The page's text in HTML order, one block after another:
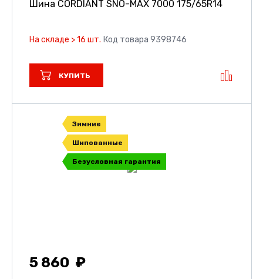
Шина CORDIANT SNO-MAX 7000 175/65R14
На складе > 16 шт. Код товара 9398746
КУПИТЬ
Зимние
Шипованные
Безусловная гарантия
5 860